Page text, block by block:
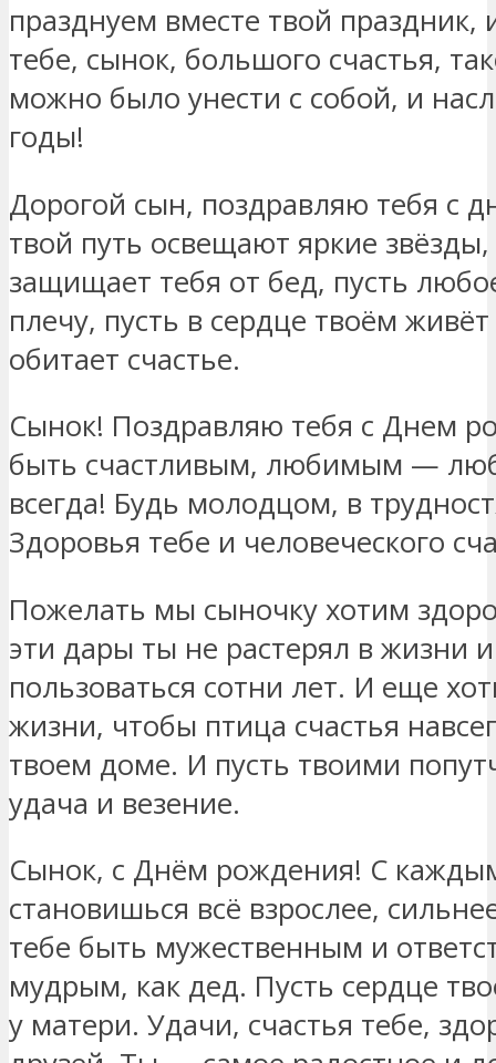
празднуем вместе твой праздник,
тебе, сынок, большого счастья,
можно было унести с собой, и
годы!
Дорогой сын, поздравляю тебя с
твой путь освещают яркие звёзды,
защищает тебя от бед, пусть
плечу, пусть в сердце твоём
обитает счастье.
Сынок! Поздравляю тебя с Днем
быть счастливым, любимым —
всегда! Будь молодцом, в
Здоровья тебе и человеческого
Пожелать мы сыночку хотим
эти дары ты не растерял в жизни
пользоваться сотни лет. И еще
жизни, чтобы птица счастья
твоем доме. И пусть твоими
удача и везение.
Сынок, с Днём рождения! С
становишься всё взрослее,
тебе быть мужественным и
мудрым, как дед. Пусть сердце
у матери. Удачи, счастья тебе,